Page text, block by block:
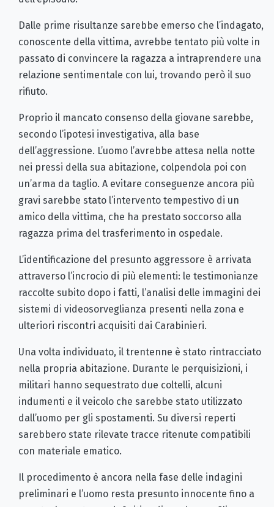
Dalle prime risultanze sarebbe emerso che l’indagato,
conoscente della vittima, avrebbe tentato più volte in
passato di convincere la ragazza a intraprendere una
relazione sentimentale con lui, trovando però il suo
rifiuto.
Proprio il mancato consenso della giovane sarebbe,
secondo l’ipotesi investigativa, alla base
dell’aggressione. L’uomo l’avrebbe attesa nella notte
nei pressi della sua abitazione, colpendola poi con
un’arma da taglio. A evitare conseguenze ancora più
gravi sarebbe stato l’intervento tempestivo di un
amico della vittima, che ha prestato soccorso alla
ragazza prima del trasferimento in ospedale.
L’identificazione del presunto aggressore è arrivata
attraverso l’incrocio di più elementi: le testimonianze
raccolte subito dopo i fatti, l’analisi delle immagini dei
sistemi di videosorveglianza presenti nella zona e
ulteriori riscontri acquisiti dai Carabinieri.
Una volta individuato, il trentenne è stato rintracciato
nella propria abitazione. Durante le perquisizioni, i
militari hanno sequestrato due coltelli, alcuni
indumenti e il veicolo che sarebbe stato utilizzato
dall’uomo per gli spostamenti. Su diversi reperti
sarebbero state rilevate tracce ritenute compatibili
con materiale ematico.
Il procedimento è ancora nella fase delle indagini
preliminari e l’uomo resta presunto innocente fino a